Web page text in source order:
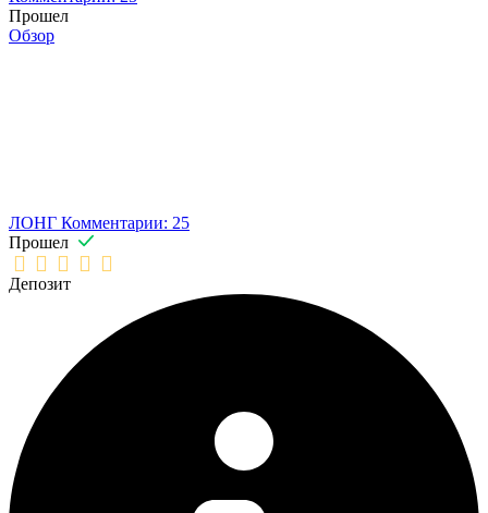
Прошел
Обзор
ЛОНГ Комментарии: 25
Прошел
Депозит